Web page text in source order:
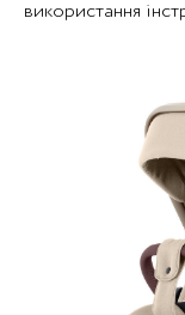
використання